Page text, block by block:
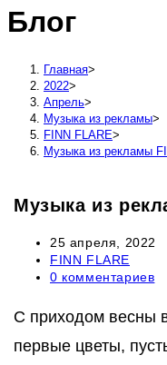
сайту
Блог
Главная>
2022>
Апрель>
Музыка из рекламы>
FINN FLARE>
Музыка из рекламы
Музыка из
Запись
опубликована:
25 апреля, 2022
Рубрика
записи:
FINN FLARE
Комментарии
записи:
0 комментариев
С приходом весны
первые цветы,